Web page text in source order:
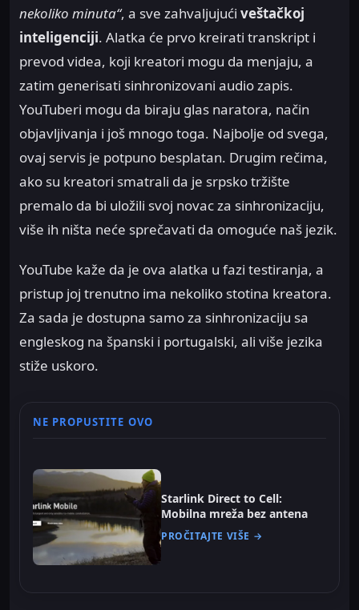
nekoliko minuta“, a sve zahvaljujući veštačkoj
inteligenciji. Alatka će prvo kreirati transkript i
prevod videa, koji kreatori mogu da menjaju, a
zatim generisati sinhronizovani audio zapis.
YouTuberi mogu da biraju glas naratora, način
objavljivanja i još mnogo toga. Najbolje od svega,
ovaj servis je potpuno besplatan. Drugim rečima,
ako su kreatori smatrali da je srpsko tržište
premalo da bi uložili svoj novac za sinhronizaciju,
više ih ništa neće sprečavati da omoguće naš jezik.
YouTube kaže da je ova alatka u fazi testiranja, a
pristup joj trenutno ima nekoliko stotina kreatora.
Za sada je dostupna samo za sinhronizaciju sa
engleskog na španski i portugalski, ali više jezika
stiže uskoro.
NE PROPUSTITE OVO
Starlink Direct to Cell:
Mobilna mreža bez antena
PROČITAJTE VIŠE →